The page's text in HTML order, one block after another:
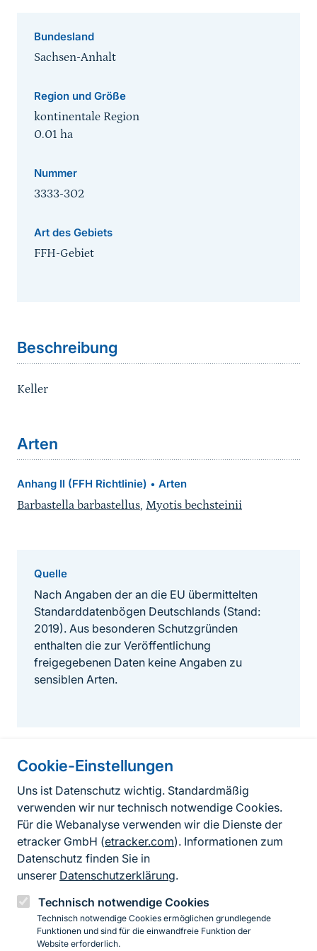
Cookie-Einstellungen
Uns ist Datenschutz wichtig. Standardmäßig
verwenden wir nur technisch notwendige Cookies.
Für die Webanalyse verwenden wir die Dienste der
etracker GmbH (etracker.com). Informationen zum
Datenschutz finden Sie in
unserer Datenschutzerklärung.
Technisch notwendige Cookies
Technisch notwendige Cookies ermöglichen grundlegende
Funktionen und sind für die einwandfreie Funktion der
Website erforderlich.
Bundesland
Sachsen-Anhalt
Region und Größe
kontinentale Region
0.01 ha
Nummer
3333-302
Art des Gebiets
FFH-Gebiet
Beschreibung
Keller
Arten
Anhang II (FFH Richtlinie) • Arten
Barbastella barbastellus, Myotis bechsteinii
Quelle
Nach Angaben der an die EU übermittelten
Standarddatenbögen Deutschlands (Stand:
2019). Aus besonderen Schutzgründen
enthalten die zur Veröffentlichung
freigegebenen Daten keine Angaben zu
sensiblen Arten.
Informationen zur Seite
FußzeileKontakt zum BfN
Kontaktformular
Erklärung zur Barrierefreiheit
Impressum
Datenschutz